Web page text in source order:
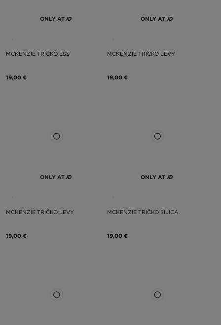
ONLY AT
MCKENZIE TRIČKO ESS
19,00 €
ONLY AT
MCKENZIE TRIČKO LEVY
19,00 €
ONLY AT
MCKENZIE TRIČKO LEVY
19,00 €
ONLY AT
MCKENZIE TRIČKO SILICA
19,00 €